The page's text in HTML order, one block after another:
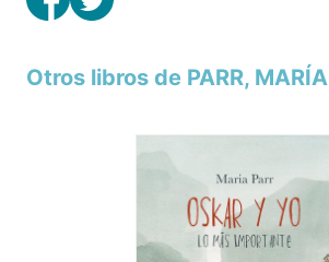
Otros libros de PARR, MARÍA